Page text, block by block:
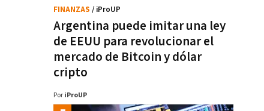
Argentina puede imitar una ley
de EEUU para revolucionar el
mercado de Bitcoin y dólar
cripto
FINANZAS / iProUP
Por iProUP